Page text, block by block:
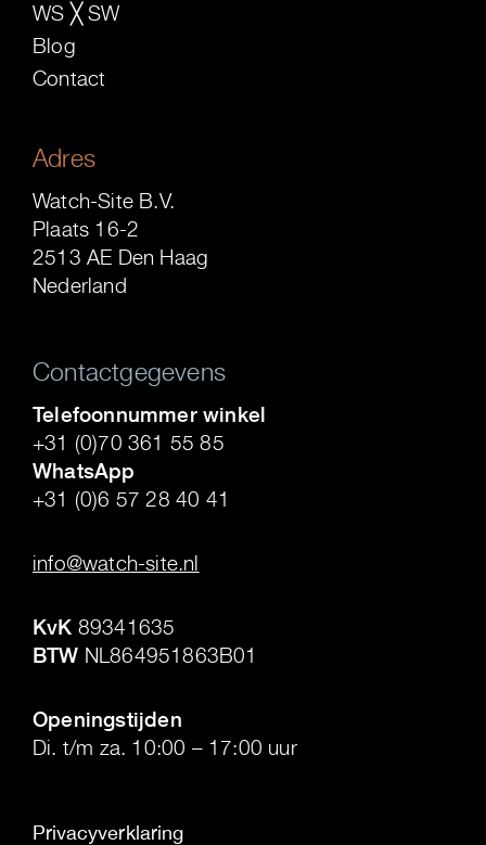
WS ╳ SW
Blog
Contact
Adres
Watch-Site B.V.
Plaats 16-2
2513 AE Den Haag
Nederland
Contactgegevens
Telefoonnummer winkel
+31 (0)70 361 55 85
WhatsApp
+31 (0)6 57 28 40 41
info@watch-site.nl
KvK 89341635
BTW NL864951863B01
Openingstijden
Di. t/m za. 10:00 – 17:00 uur
Privacyverklaring